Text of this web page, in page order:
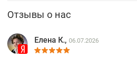
Отзывы о нас
Елена К., 06.07.2026